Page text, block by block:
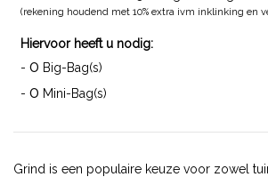
(rekening houdend met 10% extra ivm inklinking en
Hiervoor heeft u nodig:
- 0 Big-Bag(s)
- 0 Mini-Bag(s)
Grind is een populaire keuze voor zowel